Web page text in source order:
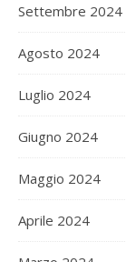
Settembre 2024
Agosto 2024
Luglio 2024
Giugno 2024
Maggio 2024
Aprile 2024